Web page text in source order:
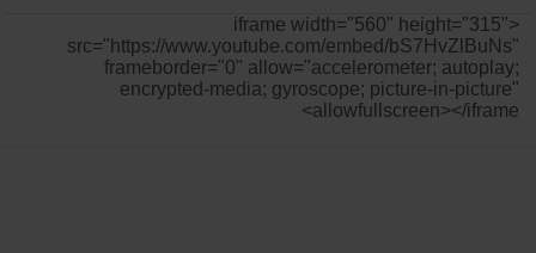
<iframe width="560" height="315"
src="https://www.youtube.com/embed/bS7HvZlBuNs"
frameborder="0" allow="accelerometer; autoplay;
encrypted-media; gyroscope; picture-in-picture"
allowfullscreen></iframe>